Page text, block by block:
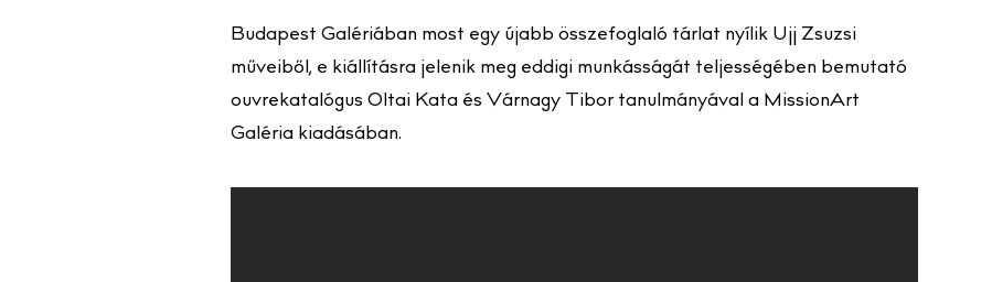
Budapest Galériában most egy újabb összefoglaló tárlat nyílik Ujj Zsuzsi
műveiből, e kiállításra jelenik meg eddigi munkásságát teljességében bemutató
ouvrekatalógus Oltai Kata és Várnagy Tibor tanulmányával a MissionArt
Galéria kiadásában.